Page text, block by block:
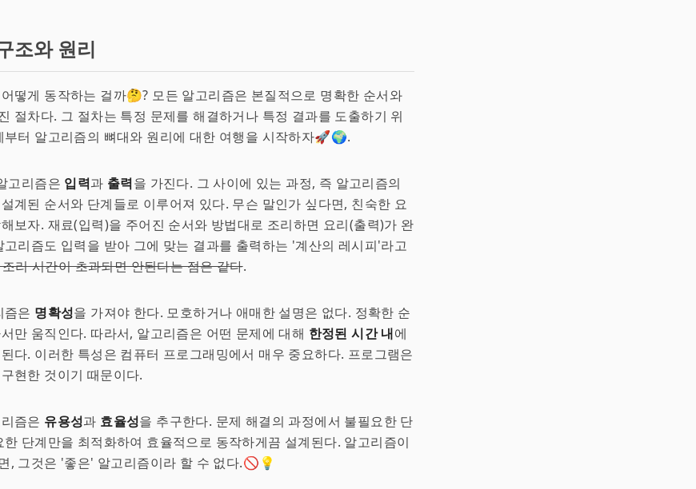
조와 원리
떻게 동작하는 걸까🤔? 모든 알고리즘은 본질적으로 명확한 순서와
절차다. 그 절차는 특정 문제를 해결하거나 특정 결과를 도출하기 위
부터 알고리즘의 뼈대와 원리에 대한 여행을 시작하자🚀🌍.
고리즘은 입력과 출력을 가진다. 그 사이에 있는 과정, 즉 알고리즘의
계된 순서와 단계들로 이루어져 있다. 무슨 말인가 싶다면, 친숙한 요
보자. 재료(입력)을 주어진 순서와 방법대로 조리하면 요리(출력)가 완
고리즘도 입력을 받아 그에 맞는 결과를 출력하는 '계산의 레시피'라고
리 시간이 초과되면 안된다는 점은 같다.
즘은 명확성을 가져야 한다. 모호하거나 애매한 설명은 없다. 정확한 순
만 움직인다. 따라서, 알고리즘은 어떤 문제에 대해 한정된 시간 내에
다. 이러한 특성은 컴퓨터 프로그래밍에서 매우 중요하다. 프로그램은
현한 것이기 때문이다.
즘은 유용성과 효율성을 추구한다. 문제 해결의 과정에서 불필요한 단
단계만을 최적화하여 효율적으로 동작하게끔 설계된다. 알고리즘이
, 그것은 '좋은' 알고리즘이라 할 수 없다.🚫💡